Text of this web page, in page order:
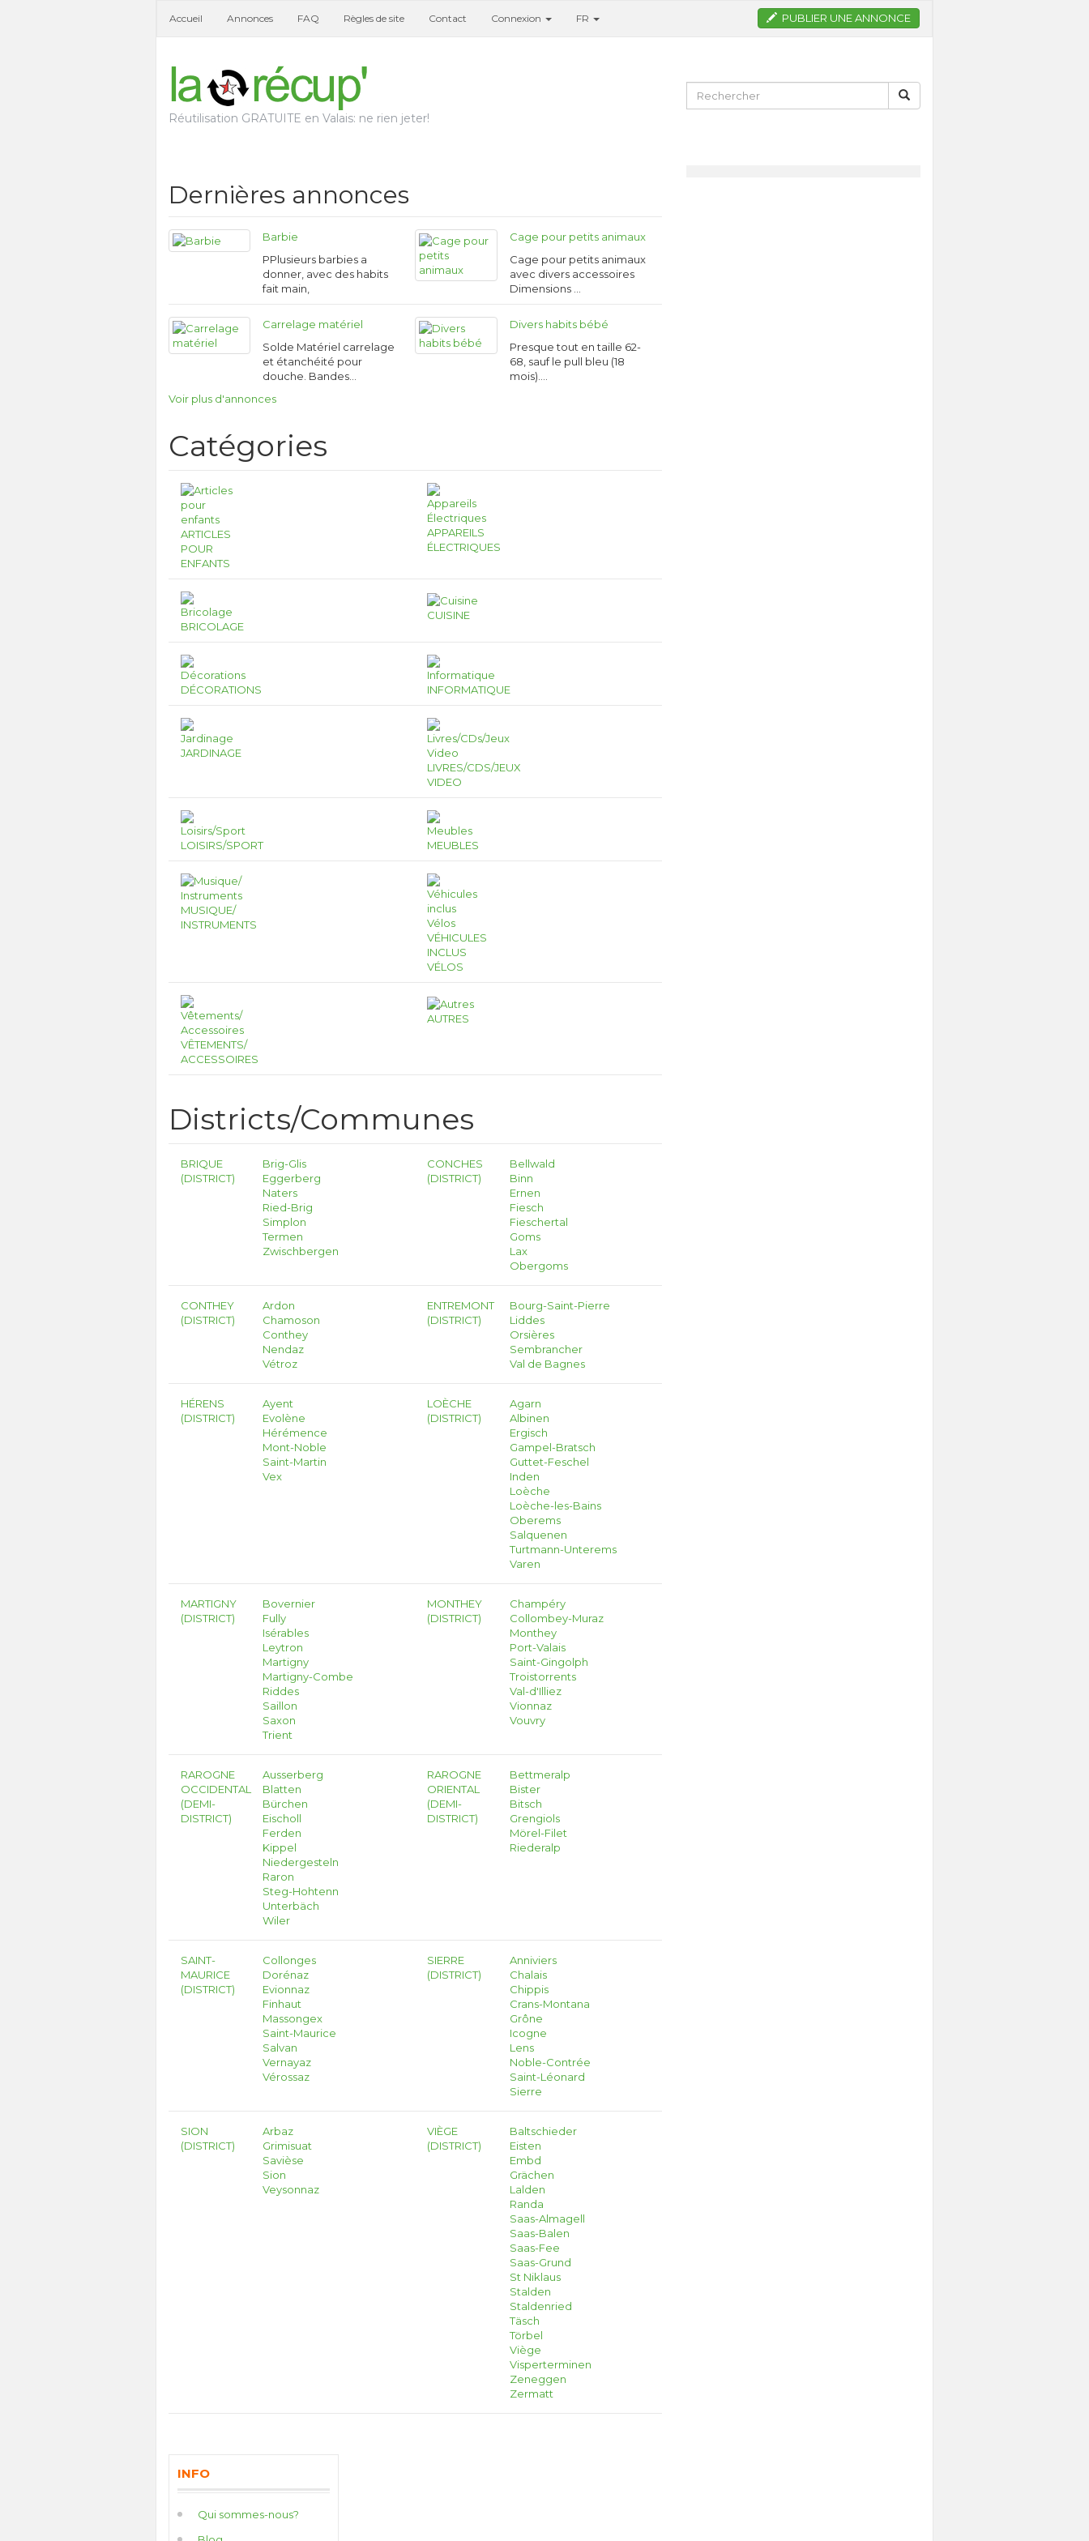
Accueil Annonces FAQ Règles de site Contact Connexion FR PUBLIER UNE ANNONCE
Réutilisation GRATUITE en Valais: ne rien jeter!
Dernières annonces
Barbie
PPlusieurs barbies a
donner, avec des habits
fait main,
Cage pour petits animaux
Cage pour petits animaux
avec divers accessoires
Dimensions …
Carrelage matériel
Solde Matériel carrelage
et étanchéité pour
douche. Bandes…
Divers habits bébé
Presque tout en taille 62-
68, sauf le pull bleu (18
mois).…
Voir plus d'annonces
Catégories
ARTICLES
POUR
ENFANTS
APPAREILS
ÉLECTRIQUES
BRICOLAGE
CUISINE
DÉCORATIONS INFORMATIQUE
JARDINAGE
LIVRES/CDS/JEUX
VIDEO
LOISIRS/SPORT MEUBLES
MUSIQUE/
INSTRUMENTS
VÉHICULES
INCLUS
VÉLOS
VÊTEMENTS/
ACCESSOIRES
AUTRES
Districts/Communes
BRIQUE
(DISTRICT)
Brig-Glis
Eggerberg
Naters
Ried-Brig
Simplon
Termen
Zwischbergen
CONCHES
(DISTRICT)
Bellwald
Binn
Ernen
Fiesch
Fieschertal
Goms
Lax
Obergoms
CONTHEY
(DISTRICT)
Ardon
Chamoson
Conthey
Nendaz
Vétroz
ENTREMONT
(DISTRICT)
Bourg-Saint-Pierre
Liddes
Orsières
Sembrancher
Val de Bagnes
HÉRENS
(DISTRICT)
Ayent
Evolène
Hérémence
Mont-Noble
Saint-Martin
Vex
LOÈCHE
(DISTRICT)
Agarn
Albinen
Ergisch
Gampel-Bratsch
Guttet-Feschel
Inden
Loèche
Loèche-les-Bains
Oberems
Salquenen
Turtmann-Unterems
Varen
MARTIGNY
(DISTRICT)
Bovernier
Fully
Isérables
Leytron
Martigny
Martigny-Combe
Riddes
Saillon
Saxon
Trient
MONTHEY
(DISTRICT)
Champéry
Collombey-Muraz
Monthey
Port-Valais
Saint-Gingolph
Troistorrents
Val-d'Illiez
Vionnaz
Vouvry
RAROGNE
OCCIDENTAL
(DEMI-
DISTRICT)
Ausserberg
Blatten
Bürchen
Eischoll
Ferden
Kippel
Niedergesteln
Raron
Steg-Hohtenn
Unterbäch
Wiler
RAROGNE
ORIENTAL
(DEMI-
DISTRICT)
Bettmeralp
Bister
Bitsch
Grengiols
Mörel-Filet
Riederalp
SAINT-
MAURICE
(DISTRICT)
Collonges
Dorénaz
Evionnaz
Finhaut
Massongex
Saint-Maurice
Salvan
Vernayaz
Vérossaz
SIERRE
(DISTRICT)
Anniviers
Chalais
Chippis
Crans-Montana
Grône
Icogne
Lens
Noble-Contrée
Saint-Léonard
Sierre
SION
(DISTRICT)
Arbaz
Grimisuat
Savièse
Sion
Veysonnaz
VIÈGE
(DISTRICT)
Baltschieder
Eisten
Embd
Grächen
Lalden
Randa
Saas-Almagell
Saas-Balen
Saas-Fee
Saas-Grund
St Niklaus
Stalden
Staldenried
Täsch
Törbel
Viège
Visperterminen
Zeneggen
Zermatt
INFO
Qui sommes-nous?